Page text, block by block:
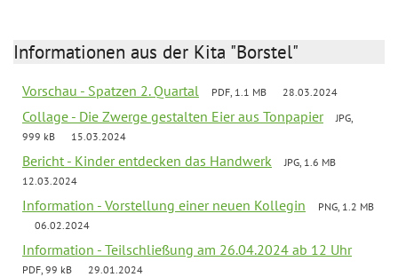
Informationen aus der Kita "Borstel"
Vorschau - Spatzen 2. Quartal PDF, 1.1 MB 28.03.2024
Collage - Die Zwerge gestalten Eier aus Tonpapier
JPG,
999 kB
15.03.2024
Bericht - Kinder entdecken das Handwerk
JPG, 1.6 MB
12.03.2024
Information - Vorstellung einer neuen Kollegin
PNG, 1.2 MB
06.02.2024
Information - Teilschließung am 26.04.2024 ab 12 Uhr
PDF, 99 kB 29.01.2024